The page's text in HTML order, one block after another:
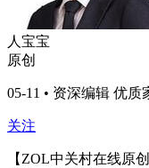
人宝宝
原创
05-11 • 资深编辑 优
关注
【ZOL中关村在线原